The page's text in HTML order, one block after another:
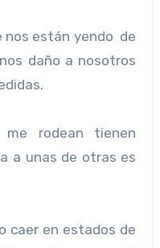
nos están yendo de
daño a nosotros
me rodean tienen
a unas de otras es
caer en estados de